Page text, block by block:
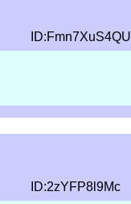
ID:Fmn7XuS4QU
ID:2zYFP8l9Mc